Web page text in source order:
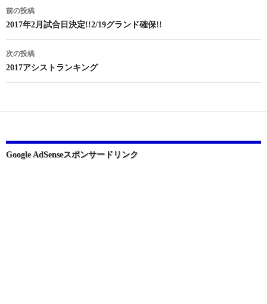
投
稿
ナ
ビ
ー
ョ
前の投稿
2017年2月試合日決定!!2/19グランド確保!!
次の投稿
2017アシストランキング
Google AdSenseスポンサードリンク